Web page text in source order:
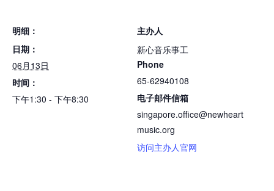
明细：
日期：
06月13日
时间：
下午1:30 - 下午8:30
主办人
新心音乐事工
Phone
65-62940108
电子邮件信箱
singapore.office@newheart
music.org
访问主办人官网